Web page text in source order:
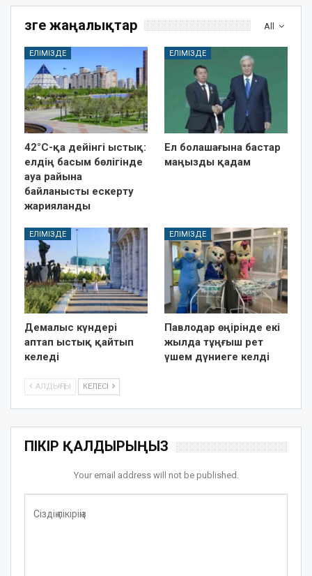
All
Өзге жаңалықтар
ЕЛІМІЗДЕ
42°C-қа дейінгі ыстық:
елдің басым бөлігінде
ауа райына
байланысты ескерту
жарияланды
ЕЛІМІЗДЕ
Ел болашағына бастар
маңызды қадам
ЕЛІМІЗДЕ
Демалыс күндері
аптап ыстық қайтып
келеді
ЕЛІМІЗДЕ
Павлодар өңірінде екі
жылда тұңғыш рет
үшем дүниеге келді
АЛДЫҢҒЫ КЕЛЕСІ
ПІКІР ҚАЛДЫРЫҢЫЗ
Your email address will not be published.